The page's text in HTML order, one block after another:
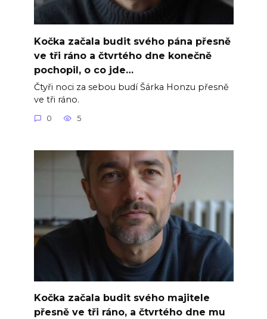
Kočka začala budit svého pána přesně
ve tři ráno a čtvrtého dne konečně
pochopil, o co jde…
Čtyři noci za sebou budí Šárka Honzu přesně
ve tři ráno.
0 5
Kočka začala budit svého majitele
přesně ve tři ráno, a čtvrtého dne mu